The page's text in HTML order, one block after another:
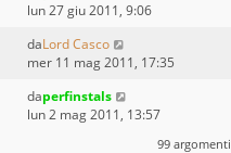
lun 27 giu 2011, 9:06
daLord Casco
mer 11 mag 2011, 17:35
daperfinstals
lun 2 mag 2011, 13:57
99 argomenti